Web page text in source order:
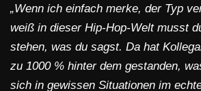
„Wenn ich einfach merke, der Typ
weiß in dieser Hip-Hop-Welt musst
stehen, was du sagst. Da hat
zu 1000 % hinter dem gestanden,
sich in gewissen Situationen im